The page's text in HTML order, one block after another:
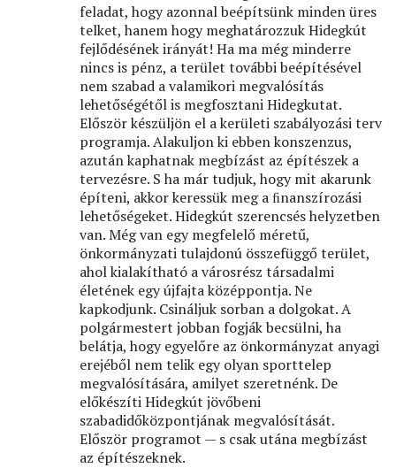
feladat, hogy azonnal beépítsünk minden üres
telket, hanem hogy meghatározzuk Hidegkút
fejlődésének irányát! Ha ma még minderre
nincs is pénz, a terület további beépítésével
nem szabad a valamikori megvalósítás
lehetőségétől is megfosztani Hidegkutat.
Először készüljön el a kerületi szabályozási terv
programja. Alakuljon ki ebben konszenzus,
azután kaphatnak megbízást az építészek a
tervezésre. S ha már tudjuk, hogy mit akarunk
építeni, akkor keressük meg a ﬁnanszírozási
lehetőségeket. Hidegkút szerencsés helyzetben
van. Még van egy megfelelő méretű,
önkormányzati tulajdonú összefüggő terület,
ahol kialakítható a városrész társadalmi
életének egy újfajta középpontja. Ne
kapkodjunk. Csináljuk sorban a dolgokat. A
polgármestert jobban fogják becsülni, ha
belátja, hogy egyelőre az önkormányzat anyagi
erejéből nem telik egy olyan sporttelep
megvalósítására, amilyet szeretnénk. De
előkészíti Hidegkút jövőbeni
szabadidőközpontjának megvalósítását.
Először programot — s csak utána megbízást
az építészeknek.